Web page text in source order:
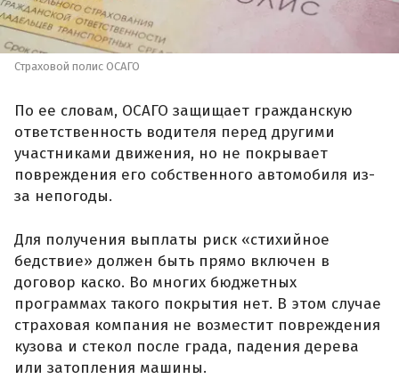
Страховой полис ОСАГО
По ее словам, ОСАГО защищает гражданскую
ответственность водителя перед другими
участниками движения, но не покрывает
повреждения его собственного автомобиля из-
за непогоды.
Для получения выплаты риск «стихийное
бедствие» должен быть прямо включен в
договор каско. Во многих бюджетных
программах такого покрытия нет. В этом случае
страховая компания не возместит повреждения
кузова и стекол после града, падения дерева
или затопления машины.